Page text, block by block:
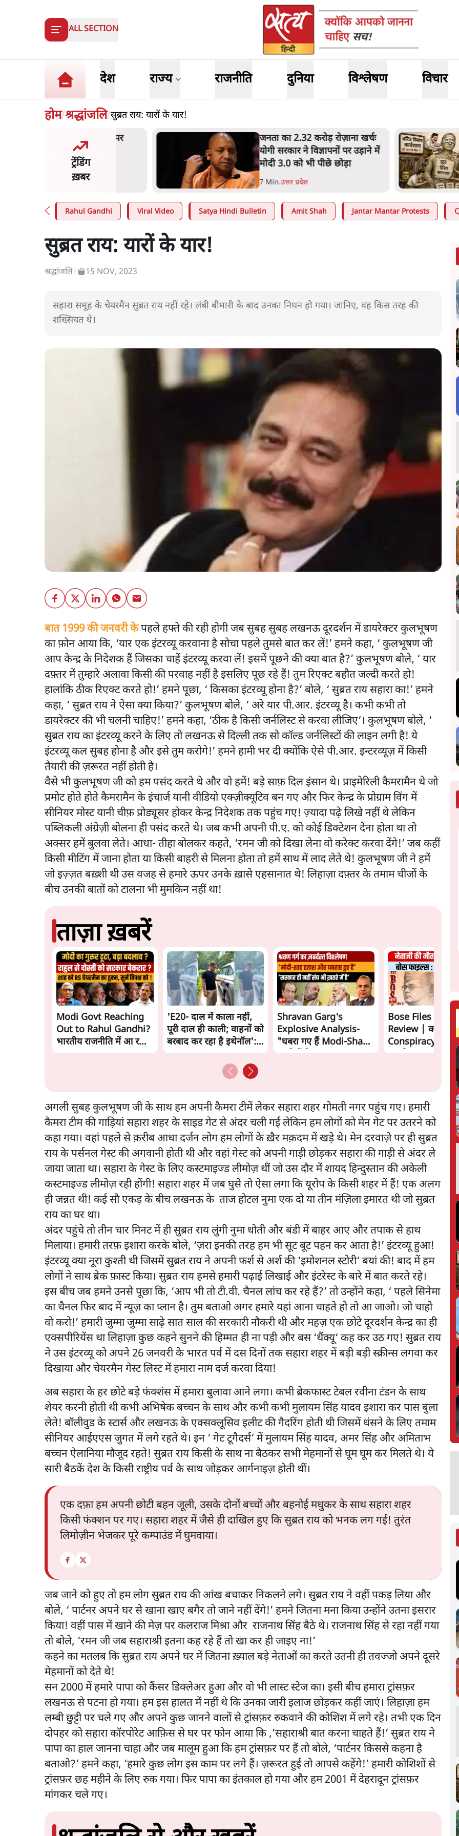
ALL SECTION
देश राज्य राजनीति दुनिया विश्लेषण विचार
होम/श्रद्धांजलि/सुब्रत राय: यारों के यार!
ट्रेंडिंग
ख़बर
शाह के संसद में आने पर
करे सरकार': राज्यसभा
जनता का 2.32 करोड़ रोज़ाना खर्चः
योगी सरकार ने विज्ञापनों पर उड़ाने में
मोदी 3.0 को भी पीछे छोड़ा
7 Min.उत्तर प्रदेश
Rahul Gandhi Viral Video Satya Hindi Bulletin Amit Shah Jantar Mantar Protests
सुब्रत राय: यारों के यार!
श्रद्धांजलि 15 NOV, 2023
सहारा समूह के चेयरमैन सुब्रत राय नहीं रहे। लंबी बीमारी के बाद उनका निधन हो गया। जानिए, वह किस तरह की
शख्सियत थे।
बात 1999 की जनवरी केपहले हफ्ते की रही होगी जब सुबह सुबह लखनऊ दूरदर्शन में डायरेक्टर कुलभूषण
का फ़ोन आया कि, ‘यार एक इंटरव्यू करवाना है सोचा पहले तुमसे बात कर लें!’ हमने कहा, ‘ कुलभूषण जी
आप केन्द्र के निदेशक हैं जिसका चाहें इंटरव्यू करवा लें! इसमें पूछने की क्या बात है?’ कुलभूषण बोले, ‘ यार
दफ़्तर में तुम्हारे अलावा किसी की परवाह नहीं है इसलिए पूछ रहे हैं! तुम रिएक्ट बहौत जल्दी करते हो!
हालांकि ठीक रिएक्ट करते हो!’ हमने पूछा, ‘ किसका इंटरव्यू होना है?’ बोले, ‘ सुब्रत राय सहारा का!’ हमने
कहा, ‘ सुब्रत राय ने ऐसा क्या किया?’ कुलभूषण बोले, ‘ अरे यार पी.आर. इंटरव्यू है। कभी कभी तो
डायरेक्टर की भी चलनी चाहिए!’ हमने कहा, ‘ठीक है किसी जर्नलिस्ट से करवा लीजिए‘। कुलभूषण बोले, ‘
सुब्रत राय का इंटरव्यू करने के लिए तो लखनऊ से दिल्ली तक सो कॉल्ड जर्नलिस्टों की लाइन लगी है! ये
इंटरव्यू कल सुबह होना है और इसे तुम करोगे!’ हमने हामी भर दी क्योंकि ऐसे पी.आर. इन्टरव्यूज़ में किसी
तैयारी की ज़रूरत नहीं होती है।
वैसे भी कुलभूषण जी को हम पसंद करते थे और वो हमें! बड़े साफ़ दिल इंसान थे। प्राइमेरिली कैमरामैन थे जो
प्रमोट होते होते कैमरामैन के इंचार्ज यानी वीडियो एक्ज़ीक्यूटिव बन गए और फिर केन्द्र के प्रोग्राम विंग में
सीनियर मोस्ट यानी चीफ़ प्रोड्यूसर होकर केन्द्र निदेशक तक पहुंच गए! ज़्यादा पढ़े लिखे नहीं थे लेकिन
पब्लिकली अंग्रेज़ी बोलना ही पसंद करते थे। जब कभी अपनी पी.ए. को कोई डिक्टेशन देना होता था तो
अक्सर हमें बुलवा लेते। आधा- तीहा बोलकर कहते, ‘रमन जी को दिखा लेना वो करेक्ट करवा देंगे!’ जब कहीं
किसी मीटिंग में जाना होता या किसी बाहरी से मिलना होता तो हमें साथ में लाद लेते थे! कुलभूषण जी ने हमें
जो इज़्ज़त बख़्शी थी उस वजह से हमारे ऊपर उनके ख़ासे एहसानात थे! लिहाज़ा दफ़्तर के तमाम चीजों के
बीच उनकी बातों को टालना भी मुमकिन नहीं था!
ताज़ा ख़बरें
Modi Govt Reaching
Out to Rahul Gandhi?
भारतीय राजनीति में आ रहा
'E20- दाल में काला नहीं,
पूरी दाल ही काली; वाहनों को
बरबाद कर रहा है इथेनॉल':
Shravan Garg's
Explosive Analysis-
"घबरा गए हैं Modi-Shah,
Bose Files Film
Review | क्या
Conspiracy का
अगली सुबह कुलभूषण जी के साथ हम अपनी कैमरा टीमें लेकर सहारा शहर गोमती नगर पहुंच गए। हमारी
कैमरा टीम की गाड़ियां सहारा शहर के साइड गेट से अंदर चली गईं लेकिन हम लोगों को मेन गेट पर उतरने को
कहा गया। वहां पहले से क़रीब आधा दर्जन लोग हम लोगों के ख़ैर मक़दम में खड़े थे। मेन दरवाज़े पर ही सुब्रत
राय के पर्सनल गेस्ट की अगवानी होती थी और वहां गेस्ट को अपनी गाड़ी छोड़कर सहारा की गाड़ी से अंदर ले
जाया जाता था। सहारा के गेस्ट के लिए कस्टमाइज्ड लीमोज़ थीं जो उस दौर में शायद हिन्दुस्तान की अकेली
कस्टमाइज्ड लीमोज़ रही होंगी! सहारा शहर में जब घुसे तो ऐसा लगा कि यूरोप के किसी शहर में हैं! एक अलग
ही जन्नत थी! कई सौ एकड़ के बीच लखनऊ के ताज होटल नुमा एक दो या तीन मंज़िला इमारत थी जो सुब्रत
राय का घर था।
अंदर पहुंचे तो तीन चार मिनट में ही सुब्रत राय लुंगी नुमा धोती और बंडी में बाहर आए और तपाक से हाथ
मिलाया। हमारी तरफ़ इशारा करके बोले, ‘ज़रा इनकी तरह हम भी सूट बूट पहन कर आता है!’ इंटरव्यू हुआ!
इंटरव्यू क्या नूरा कुश्ती थी जिसमें सुब्रत राय ने अपनी फर्श से अर्श की ‘इमोशनल स्टोरी‘ बयां की! बाद में हम
लोगों ने साथ ब्रेक फ़ास्ट किया। सुब्रत राय हमसे हमारी पढ़ाई लिखाई और इंटरेस्ट के बारे में बात करते रहे।
इस बीच जब हमने उनसे पूछा कि, ‘आप भी तो टी.वी. चैनल लांच कर रहे हैं?’ तो उन्होंने कहा, ‘ पहले सिनेमा
का चैनल फिर बाद में न्यूज़ का प्लान है। तुम बताओ अगर हमारे यहां आना चाहते हो तो आ जाओ। जो चाहो
वो करो!’ हमारी जुम्मा जुम्मा साढ़े सात साल की सरकारी नौकरी थी और महज़ एक छोटे दूरदर्शन केन्द्र का ही
एक्सपीरियेंस था लिहाज़ा कुछ कहने सुनने की हिम्मत ही ना पड़ी और बस ‘थैंक्यू‘ कह कर उठ गए! सुब्रत राय
ने उस इंटरव्यू को अपने 26 जनवरी के भारत पर्व में दस दिनों तक सहारा शहर में बड़ी बड़ी स्क्रीन्स लगवा कर
दिखाया और चेयरमैन गेस्ट लिस्ट में हमारा नाम दर्ज करवा दिया!
अब सहारा के हर छोटे बड़े फंक्शंस में हमारा बुलावा आने लगा। कभी ब्रेकफास्ट टेबल रवीना टंडन के साथ
शेयर करनी होती थी कभी अभिषेक बच्चन के साथ और कभी कभी मुलायम सिंह यादव इशारा कर पास बुला
लेते! बॉलीवुड के स्टार्स और लखनऊ के एक्सक्लूसिव इलीट की गैदरिंग होती थी जिसमें धंसने के लिए तमाम
सीनियर आईएएस जुगत में लगे रहते थे। इन ‘ गेट टूगैदर्स‘ में मुलायम सिंह यादव, अमर सिंह और अमिताभ
बच्चन ऐलानिया मौजूद रहते! सुब्रत राय किसी के साथ ना बैठकर सभी मेहमानों से घूम घूम कर मिलते थे। ये
सारी बैठकें देश के किसी राष्ट्रीय पर्व के साथ जोड़कर आर्गनाइज़ होती थीं।
एक दफ़ा हम अपनी छोटी बहन जूली, उसके दोनों बच्चों और बहनोई मधुकर के साथ सहारा शहर
किसी फंक्शन पर गए। सहारा शहर में जैसे ही दाखिल हुए कि सुब्रत राय को भनक लग गई! तुरंत
लिमोज़ीन भेजकर पूरे कम्पाउंड में घुमवाया।
जब जाने को हुए तो हम लोग सुब्रत राय की आंख बचाकर निकलने लगे। सुब्रत राय ने वहीं पकड़ लिया और
बोले, ‘ पार्टनर अपने घर से खाना खाए बगैर तो जाने नहीं देंगे!’ हमने जितना मना किया उन्होंने उतना इसरार
किया! वहीं पास में खाने की मेज़ पर कलराज मिश्रा और राजनाथ सिंह बैठे थे। राजनाथ सिंह से रहा नहीं गया
तो बोले, ‘रमन जी जब सहाराश्री इतना कह रहे हैं तो खा कर ही जाइए ना!’
कहने का मतलब कि सुब्रत राय अपने घर में जितना ख़्याल बड़े नेताओं का करते उतनी ही तवज्जो अपने दूसरे
मेहमानों को देते थे!
सन 2000 में हमारे पापा को कैंसर डिक्लेअर हुआ और वो भी लास्ट स्टेज का। इसी बीच हमारा ट्रांसफ़र
लखनऊ से पटना हो गया। हम इस हालत में नहीं थे कि उनका जारी इलाज छोड़कर कहीं जाएं। लिहाज़ा हम
लम्बी छुट्टी पर चले गए और अपने कुछ जानने वालों से ट्रांसफ़र रुकवाने की कोशिश में लगे रहे। तभी एक दिन
दोपहर को सहारा कॉरपोरेट आफ़िस से घर पर फोन आया कि ,’सहाराश्री बात करना चाहते हैं!’ सुब्रत राय ने
पापा का हाल जानना चाहा और जब मालूम हुआ कि हम ट्रांसफ़र पर हैं तो बोले, ‘पार्टनर किससे कहना है
बताओ?’ हमने कहा, ‘हमारे कुछ लोग इस काम पर लगे हैं। ज़रूरत हुई तो आपसे कहेंगे!’ हमारी कोशिशों से
ट्रांसफ़र छह महीने के लिए रुक गया। फिर पापा का इंतकाल हो गया और हम 2001 में देहरादून ट्रांसफ़र
मांगकर चले गए।